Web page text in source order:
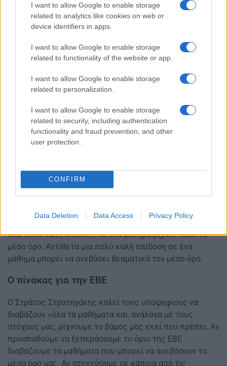
I want to allow Google to enable storage
related to analytics like cookies on web or
device identifiers in apps.
I want to allow Google to enable storage
related to functionality of the website or app.
I want to allow Google to enable storage
related to personalization.
I want to allow Google to enable storage
related to security, including authentication
functionality and fraud prevention, and other
user protection.
CONFIRM
Data Deletion Data Access Privacy Policy
ξένες φιλολογίες και η Αρχιτεκτονική.
«Από τα 156 Τμήματα της λίστας των Τμημάτων με
κενές θέσεις τα 64 απαιτούν μέσο όρο πάνω από 10 για
να μπορεί να τα δηλώσει ο υποψήφιος.
Αν ένας
υποψήφιος ξεπεράσει τον σκόπελο της ΕΒΕ και
είχαν κενές θέσεις, τότε θα περάσει οπωσδήποτε, αφού
έμειναν κενές θέσεις. Φυσικά αυτά είναι τα περσινά
στοιχεία, αλλά και φέτος η κατάσταση αναμένεται ίδια
για τους υποψηφίους» σημειώνει.
Ρωτήσαμε τον Στράτο Στρατηγάκη τι μπορεί να κάνει
ένας υποψήφιος που αναμένει βαθμολογία μικρότερη
δηλώσει κάποια από τα Τμήματα που θέλει και είχαν
πέρυσι κενές θέσεις. «Αυτό που πρέπει να κάνει είναι
να προσέξει το μέσο όρο των 4 μαθημάτων, αφού αυτός
αποτελεί το κριτήριο για να ξεπεράσει το φράγμα της
ΕΒΕ. Ο μέσος όρος επηρεάζεται από τις ακραίες τιμές.
Μια πολύ κακή επίδοση σε ένα μάθημα ρίχνει πολύ το
μέσο όρο. Αντίθετα μια πολύ καλή επίδοση σε ένα
μάθημα μπορεί να ανεβάσει θεαματικά τον μέσο όρο.
Ο πίνακας για την ΕΒΕ
Ο Στράτος Στρατηγάκης καλεί τους υποψηφίους να
διαβάζουν «όλα τα μαθήματα και, ανάλογα με τους
στόχους μας, ρίχνουμε το βάρος μας εκεί που πρέπει. Αν
προσπαθούμε να ξεπεράσουμε το όριο της ΕΒΕ
διαβάζουμε τα μαθήματα που μπορεί να ανεβάσουν το
μέσο όρο μας. Αν στοχεύουμε σε κάποια από τις